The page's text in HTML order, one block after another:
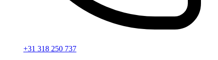
+31 318 250 737